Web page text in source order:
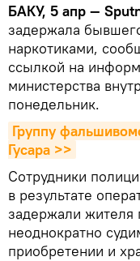
БАКУ, 5 апр —
задержала
наркотиками,
ссылкой на
министерства
понедельник.
Группу
Гусара >>
Сотрудники
в результате
задержали жителя
неоднократно
приобретении и